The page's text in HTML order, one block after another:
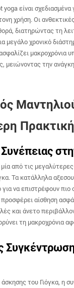
yoga είναι σχεδιασμένα
χρήση. Οι
διατηρώντας τη
μεγάλο χρονικό
μακροχρόνια
μειώνοντας την
Πρακτική
από τις
Τα κατάλληλα
να επιστρέφουν πιο
αίσθηση
και άνετο
τη μακροχρόνια
άσκησης του Γιόγκα, η